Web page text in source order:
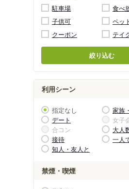
駐車場
食べ
子供可
ペッ
クーポン
テイ
絞り込む
利用シーン
指定なし
家族
デート
女子
合コン
大人
接待
一人
知人・友人と
禁煙・喫煙